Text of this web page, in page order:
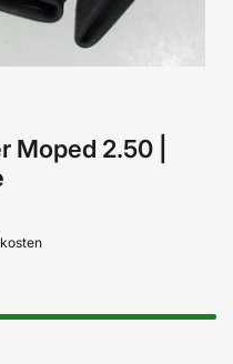
Moped 2.50 |